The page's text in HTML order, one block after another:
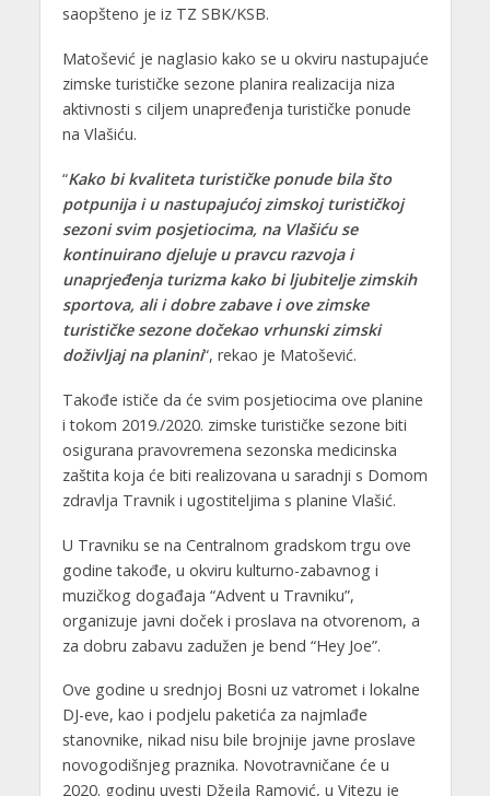
saopšteno je iz TZ SBK/KSB.
Matošević je naglasio kako se u okviru nastupajuće
zimske turističke sezone planira realizacija niza
aktivnosti s ciljem unapređenja turističke ponude
na Vlašiću.
“Kako bi kvaliteta turističke ponude bila što
potpunija i u nastupajućoj zimskoj turističkoj
sezoni svim posjetiocima, na Vlašiću se
kontinuirano djeluje u pravcu razvoja i
unaprjeđenja turizma kako bi ljubitelje zimskih
sportova, ali i dobre zabave i ove zimske
turističke sezone dočekao vrhunski zimski
doživljaj na planini“, rekao je Matošević.
Takođe ističe da će svim posjetiocima ove planine
i tokom 2019./2020. zimske turističke sezone biti
osigurana pravovremena sezonska medicinska
zaštita koja će biti realizovana u saradnji s Domom
zdravlja Travnik i ugostiteljima s planine Vlašić.
U Travniku se na Centralnom gradskom trgu ove
godine takođe, u okviru kulturno-zabavnog i
muzičkog događaja “Advent u Travniku”,
organizuje javni doček i proslava na otvorenom, a
za dobru zabavu zadužen je bend “Hey Joe”.
Ove godine u srednjoj Bosni uz vatromet i lokalne
DJ-eve, kao i podjelu paketića za najmlađe
stanovnike, nikad nisu bile brojnije javne proslave
novogodišnjeg praznika. Novotravničane će u
2020. godinu uvesti Džejla Ramović, u Vitezu je